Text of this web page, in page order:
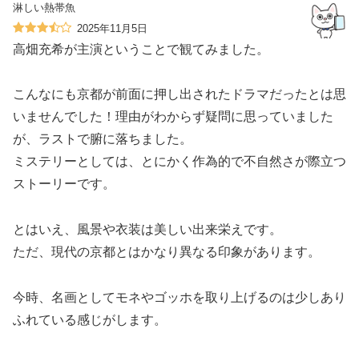
淋しい熱帯魚
2025年11月5日
高畑充希が主演ということで観てみました。
こんなにも京都が前面に押し出されたドラマだったとは思
いませんでした！理由がわからず疑問に思っていました
が、ラストで腑に落ちました。
ミステリーとしては、とにかく作為的で不自然さが際立つ
ストーリーです。
とはいえ、風景や衣装は美しい出来栄えです。
ただ、現代の京都とはかなり異なる印象があります。
今時、名画としてモネやゴッホを取り上げるのは少しあり
ふれている感じがします。